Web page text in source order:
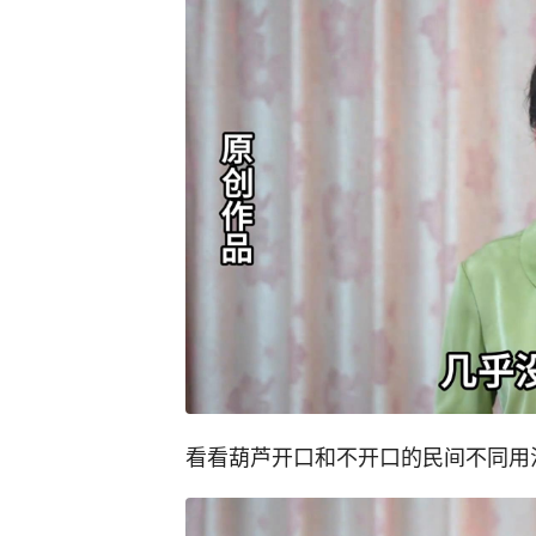
看看葫芦开口和不开口的民间不同